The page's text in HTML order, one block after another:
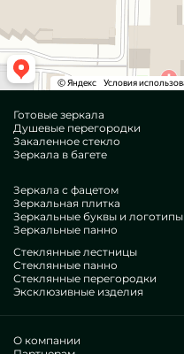
Готовые зеркала
Душевые перегородки
Закаленное стекло
Зеркала в багете
Зеркала с фацетом
Зеркальная плитка
Зеркальные буквы и логотипы
Зеркальные панно
Стеклянные лестницы
Стеклянные панно
Стеклянные перегородки
Эксклюзивные изделия
О компании